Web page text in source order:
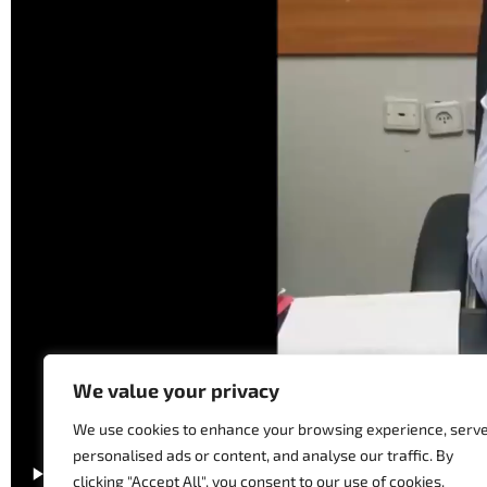
We value your privacy
We use cookies to enhance your browsing experience,
personalised ads or content, and analyse our traffic. By
clicking "Accept All", you consent to our use of cookies.